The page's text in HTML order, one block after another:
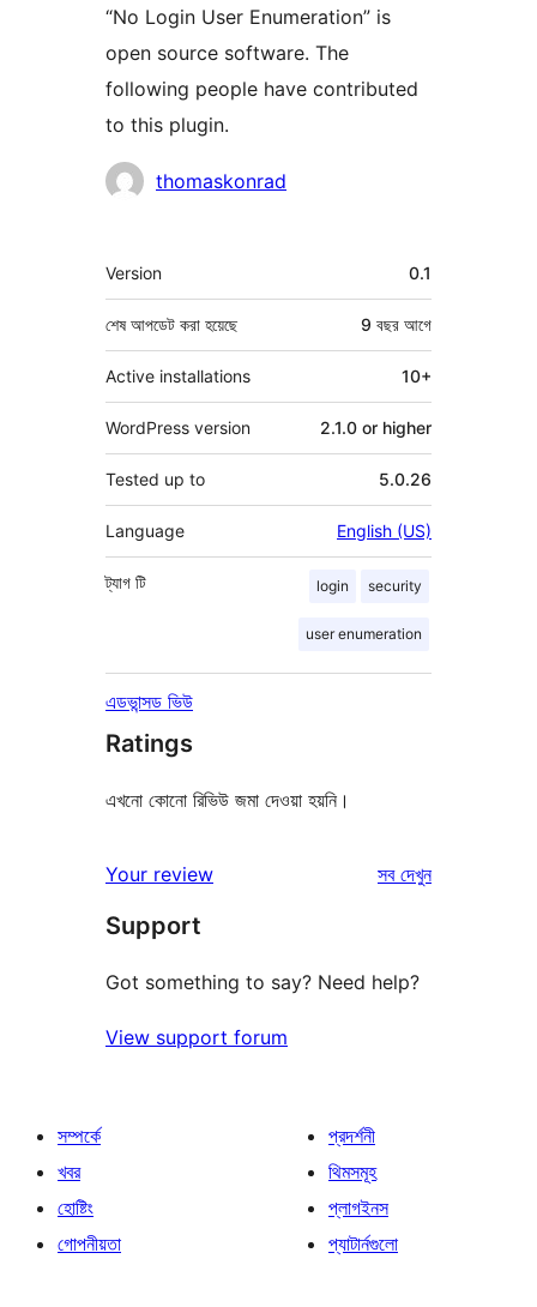
“No Login User Enumeration” is
open source software. The
following people have contributed
to this plugin.
কন্ট্রিবিউটরthomaskonrad
মেটা
Version 0.1
শেষ আপডেট করা হয়েছে 9 বছর আগে
Active installations 10+
WordPress version 2.1.0 or higher
Tested up to 5.0.26
Language English (US)
ট্যাগ login security
user enumeration
টি
এডভান্সড ভিউ
Ratings
এখনো কোনো রিভিউ জমা দেওয়া হয়নি।
Your review সবরিভিউ
দেখুন
Support
Got something to say? Need help?
View support forum
সম্পর্কে
খবর
হোষ্টিং
গোপনীয়তা
প্রদর্শনী
থিমসমূহ
প্লাগইনস
প্যাটার্নগুলো